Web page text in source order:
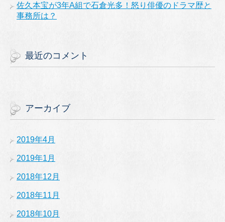
佐久本宝が3年A組で石倉光多！怒り俳優のドラマ歴と
事務所は？
最近のコメント
アーカイブ
2019年4月
2019年1月
2018年12月
2018年11月
2018年10月